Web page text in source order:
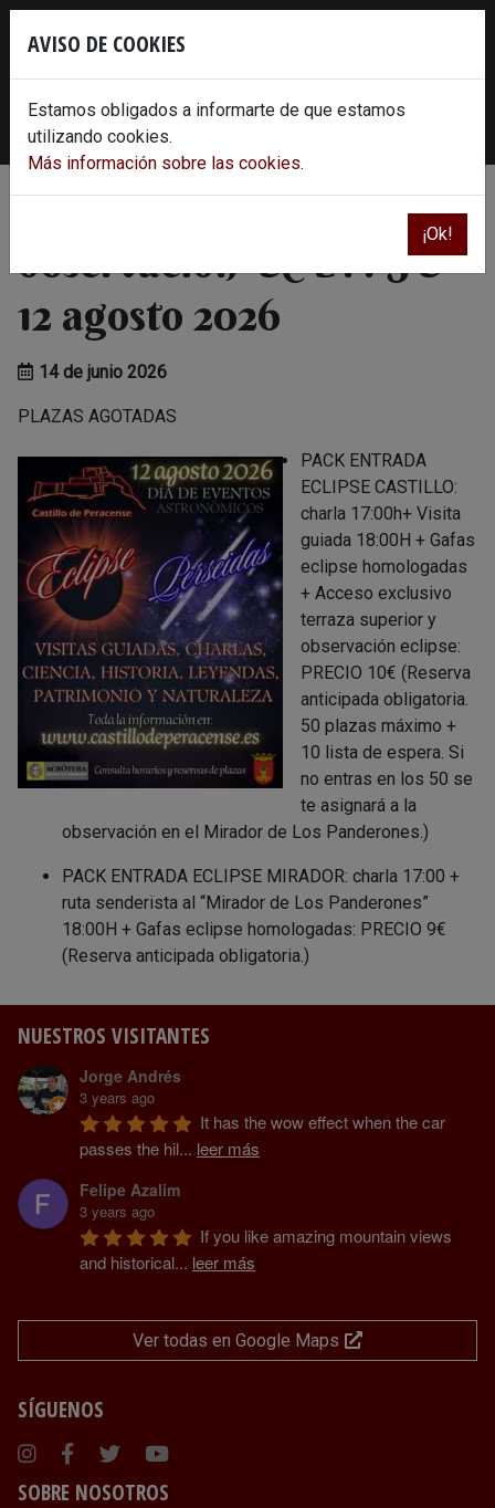
Skip
620 86 30 78
info@castillodeperacense.es
InstagramFacebook
RESERVA plaza de
observación ECLIPSE
12 agosto 2026
14 de junio 2026
PLAZAS AGOTADAS
PACK ENTRADA
ECLIPSE CASTILLO:
charla 17:00h+ Visita
guiada 18:00H + Gafas
eclipse homologadas
+ Acceso exclusivo
terraza superior y
observación eclipse:
PRECIO 10€ (Reserva
anticipada obligatoria.
50 plazas máximo +
10 lista de espera. Si
no entras en los 50 se
te asignará a la
observación en el Mirador de Los Panderones.)
PACK ENTRADA ECLIPSE MIRADOR: charla 17:00 +
ruta senderista al “Mirador de Los Panderones”
18:00H + Gafas eclipse homologadas: PRECIO 9€
(Reserva anticipada obligatoria.)
NUESTROS VISITANTES
Jorge Andrés
3 years ago
It has the wow effect when the car
passes the hil... leer más
Felipe Azalim
3 years ago
If you like amazing mountain views
and historical... leer más
Ver todas en Google Maps
SÍGUENOS
Instagram
Facebook
TwitterYoutube
SOBRE NOSOTROS
AVISO DE COOKIES
Estamos obligados a informarte de que estamos
utilizando cookies.
Más información sobre las cookies.
¡Ok!